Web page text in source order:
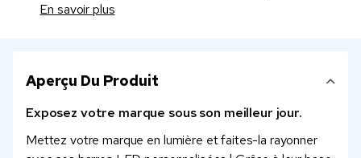
En savoir plus
Aperçu Du Produit
Exposez votre marque sous son meilleur jour.
Mettez votre marque en lumière et faites-la rayonner